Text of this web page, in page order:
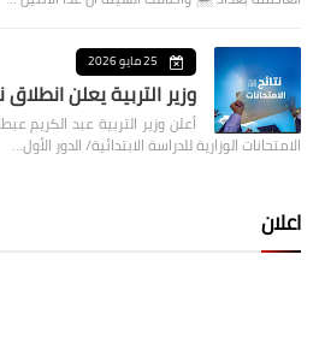
25 مايو 2026
وزير التربية يعلن انطلاق
أعلن وزير التربية عبد الكريم
الامتحانات الوزارية للدراسة الابتدائية/ الدور الأول…
اعلان